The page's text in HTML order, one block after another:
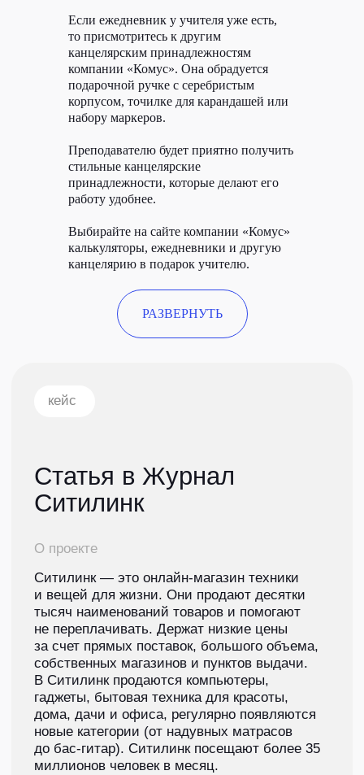
Если ежедневник у учителя уже есть,
то присмотритесь к другим
канцелярским принадлежностям
компании «Комус». Она обрадуется
подарочной ручке с серебристым
корпусом, точилке для карандашей или
набору маркеров.
Преподавателю будет приятно получить
стильные канцелярские
принадлежности, которые делают его
работу удобнее.
Выбирайте на сайте компании «Комус»
калькуляторы, ежедневники и другую
канцелярию в подарок учителю.
РАЗВЕРНУТЬ